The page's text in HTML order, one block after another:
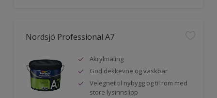
Nordsjö Professional A7
Akrylmaling
God dekkevne og vaskbar
Velegnet til nybygg og til rom med
store lysinnslipp